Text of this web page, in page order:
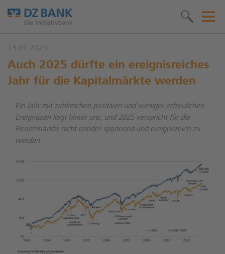
13.01.2025
Auch 2025 dürfte ein ereignisreiches
Jahr für die Kapitalmärkte werden
Ein Jahr mit zahlreichen positiven und weniger erfreulichen
Ereignissen liegt hinter uns, und 2025 verspricht für die
Finanzmärkte nicht minder spannend und ereignisreich zu
werden.